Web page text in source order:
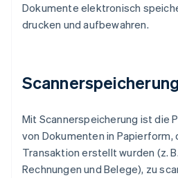
Dokumente elektronisch
drucken und aufbewahren.
Mit Scannerspeicherung ist die
von Dokumenten in Papierform,
Transaktion erstellt wurden (z.
Rechnungen und Belege), zu